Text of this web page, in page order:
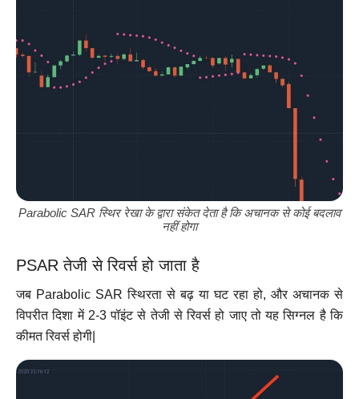
Parabolic SAR स्थिर रेखा के द्वारा संकेत देता है कि अचानक से कोई बदलाव
नहीं होगा
PSAR तेजी से रिवर्स हो जाता है
जब Parabolic SAR स्थिरता से बढ़ या घट रहा हो, और अचानक से
विपरीत दिशा में 2-3 पॉइंट से तेजी से रिवर्स हो जाए तो यह सिग्नल है कि
कीमत रिवर्स होगी|